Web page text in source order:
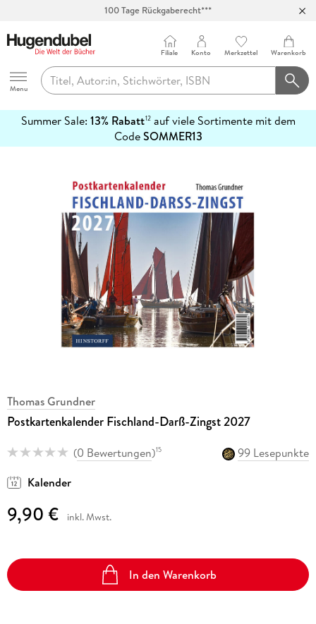
100 Tage Rückgaberecht***
Hugendubel
Menu
Filiale Konto Merkzettel Warenkorb
Summer Sale: 13% Rabatt12auf viele Sortimente mit dem
CodeSOMMER13
erfahren
Thomas Grundner
Postkartenkalender Fischland-Darß-Zingst 2027
(0 Bewertungen)15
99 Lesepunkte
Kalender
9,90 € inkl. Mwst.
In den Warenkorb